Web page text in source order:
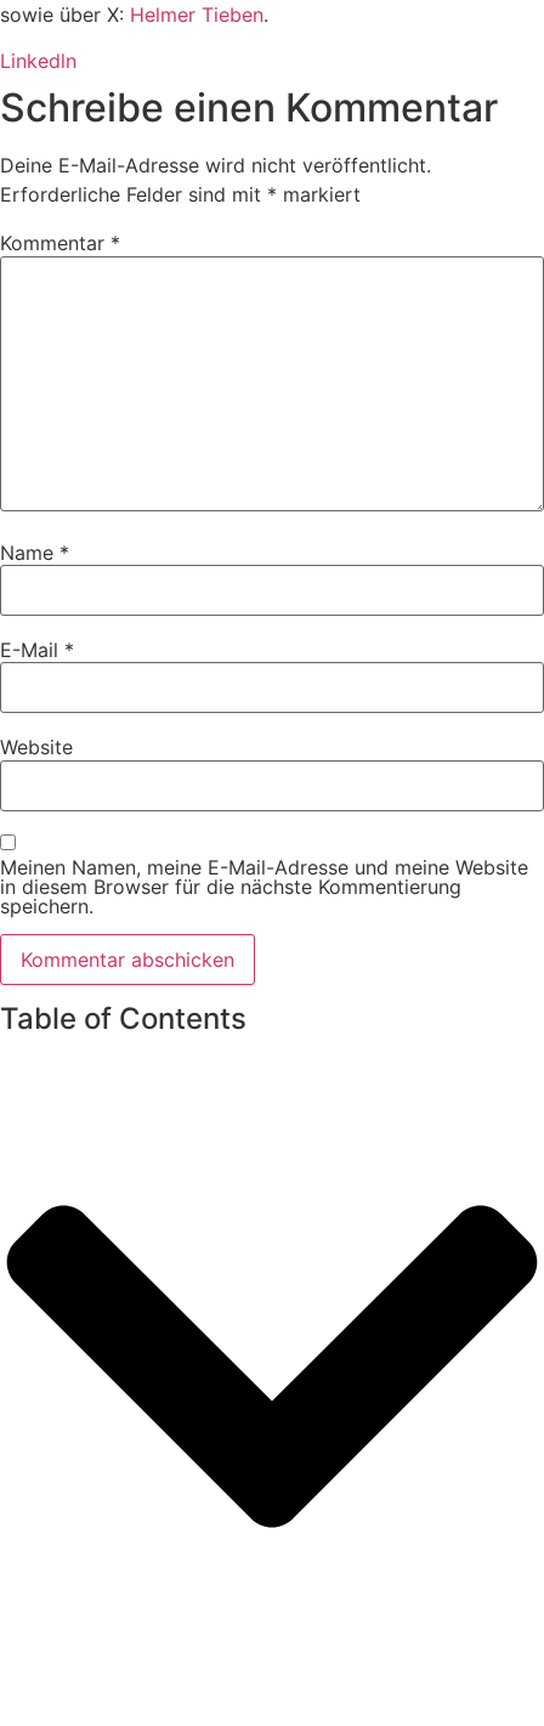
sowie über X: Helmer Tieben.
Linkedln
Schreibe einen Kommentar
Deine E-Mail-Adresse wird nicht veröffentlicht.
Erforderliche Felder sind mit * markiert
Kommentar *
Name *
E-Mail *
Website
Meinen Namen, meine E-Mail-Adresse und meine Website
in diesem Browser für die nächste Kommentierung
speichern.
Table of Contents